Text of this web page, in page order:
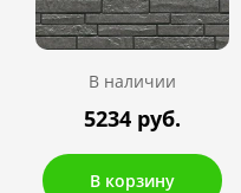
В наличии
5234 руб.
В корзину